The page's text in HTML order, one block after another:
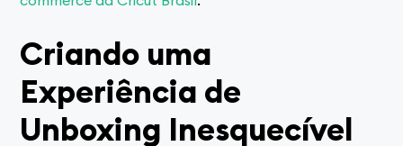
Criando uma
Experiência de
Unboxing Inesquecível